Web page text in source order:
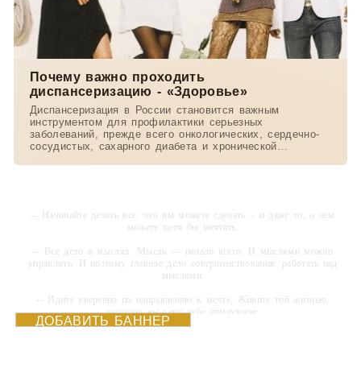
Почему важно проходить
диспансеризацию - «Здоровье»
Диспансеризация в России становится важным
инструментом для профилактики серьезных
заболеваний, прежде всего онкологических, сердечно-
сосудистых, сахарного диабета и хронической
-- Начинайте делать все, что вы можете сделать – и даже то, о чем
можете хотя бы мечтать.
-- Все дело в мыслях. Мысль — начало всего. И мыслями можно
управлять. И поэтому главное дело совершенствования: работать над
мыслями.
-- Идите уверенно по направлению к мечте. Живите той жизнью,
которую вы сами себе придумали.
ДОБАВИТЬ БАННЕР